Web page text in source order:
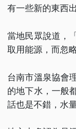
有一些新的東西
當地民眾說道，
取用能源，而忽
台南市溫泉協會
的地下水，一般
話也是不錯，水